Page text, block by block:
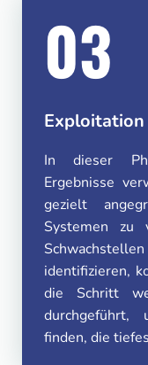
03
Exploitation
In dieser
Ergebnisse
gezielt
Systemen zu
identifizieren,
die Schritt
durchgeführt,
finden, die